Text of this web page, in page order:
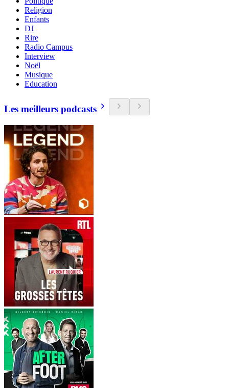
Religion
Enfants
DJ
Rire
Radio Campus
Interview
Noël
Musique
Education
Les meilleurs podcasts